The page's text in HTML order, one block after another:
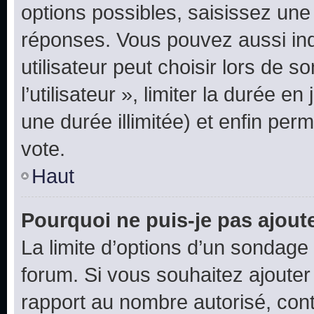
options possibles, saisissez
réponses. Vous pouvez aussi
utilisateur peut choisir lors de
l’utilisateur », limiter la durée
une durée illimitée) et enfin
vote.
Haut
Pourquoi ne puis-je pas
La limite d’options d’un
forum. Si vous souhaitez
rapport au nombre autorisé,